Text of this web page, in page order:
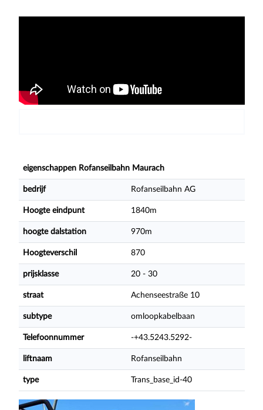
eigenschappen Rofanseilbahn Maurach
bedrijf Rofanseilbahn AG
Hoogte eindpunt 1840m
hoogte dalstation 970m
Hoogteverschil 870
prijsklasse 20 - 30
straat Achenseestraße 10
subtype omloopkabelbaan
Telefoonnummer -+43.5243.5292-
liftnaam Rofanseilbahn
type Trans_base_id-40